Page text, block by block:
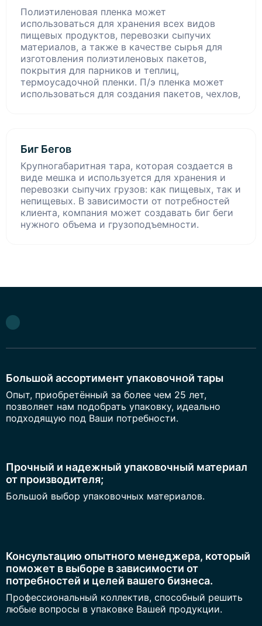
Полиэтиленовая пленка может
использоваться для хранения всех видов
пищевых продуктов, перевозки сыпучих
материалов, а также в качестве сырья для
изготовления полиэтиленовых пакетов,
покрытия для парников и теплиц,
термоусадочной пленки. П/э пленка может
использоваться для создания пакетов, чехлов,
Биг Бегов
Крупногабаритная тара, которая создается в
виде мешка и используется для хранения и
перевозки сыпучих грузов: как пищевых, так и
непищевых. В зависимости от потребностей
клиента, компания может создавать биг беги
нужного объема и грузоподъемности.
Большой ассортимент упаковочной тары
Опыт, приобретённый за более чем 25 лет,
позволяет нам подобрать упаковку, идеально
подходящую под Ваши потребности.
Прочный и надежный упаковочный материал
от производителя;
Большой выбор упаковочных материалов.
Консультацию опытного менеджера, который
поможет в выборе в зависимости от
потребностей и целей вашего бизнеса.
Профессиональный коллектив, способный решить
любые вопросы в упаковке Вашей продукции.